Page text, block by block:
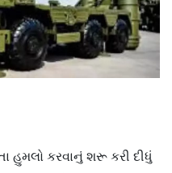
હુમલો કરવાનું શરૂ કરી દીધું